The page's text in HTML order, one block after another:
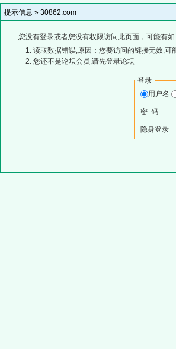
提示信息 » 30862.com
您没有登录或者您没有权限访问此页面，可能有
读取数据错误,原因：您要访问的链接无效,可
您还不是论坛会员,请先登录论坛
登录
用户名
密 码
隐身登录